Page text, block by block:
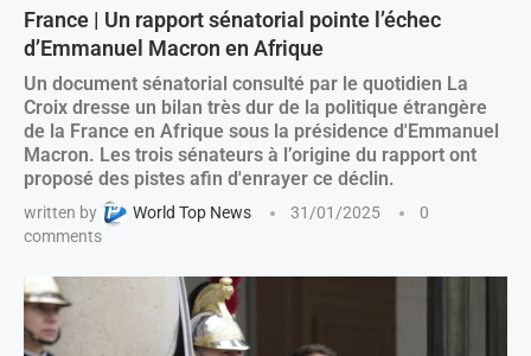
France | Un rapport sénatorial pointe l’échec
d’Emmanuel Macron en Afrique
Un document sénatorial consulté par le quotidien La
Croix dresse un bilan très dur de la politique étrangère
de la France en Afrique sous la présidence d'Emmanuel
Macron. Les trois sénateurs à l’origine du rapport ont
proposé des pistes afin d'enrayer ce déclin.
written by World Top News 31/01/2025
0
comments